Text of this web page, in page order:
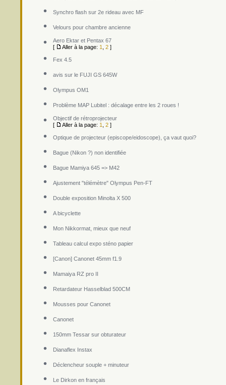
Synchro flash sur 2e rideau avec MF
Velours pour chambre ancienne
Aero Ektar et Pentax 67
[
Aller à la page: 1 2 ]
Fex 4.5
avis sur le FUJI GS 645W
Olympus OM1
Problème MAP Lubitel : décalage entre les 2 roues !
Objectif de rétroprojecteur
[
Aller à la page: 1 2 ]
Optique de projecteur (episcope/eidoscope), ça vaut quoi?
Bague (Nikon ?) non identifiée
Bague Mamiya 645 => M42
Ajustement "télémètre" Olympus Pen-FT
Double exposition Minolta X 500
A bicyclette
Mon Nikkormat, mieux que neuf
Tableau calcul expo sténo papier
[Canon] Canonet 45mm f1.9
Mamaiya RZ pro II
Retardateur Hasselblad 500CM
Mousses pour Canonet
Canonet
150mm Tessar sur obturateur
Dianaflex Instax
Déclencheur souple + minuteur
Le Dirkon en français